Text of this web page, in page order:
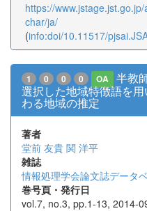
https://
char/ja/
(info:doi/10.11517/
1 0 0 0 OA
半教
選択した地域特徴語を
わる地域の推定
著者
堂前 友貴 関 洋平
雑誌
情報処理学会論文誌データ
巻号頁・発行日
vol.7, no.3, pp.1-13, 2014-